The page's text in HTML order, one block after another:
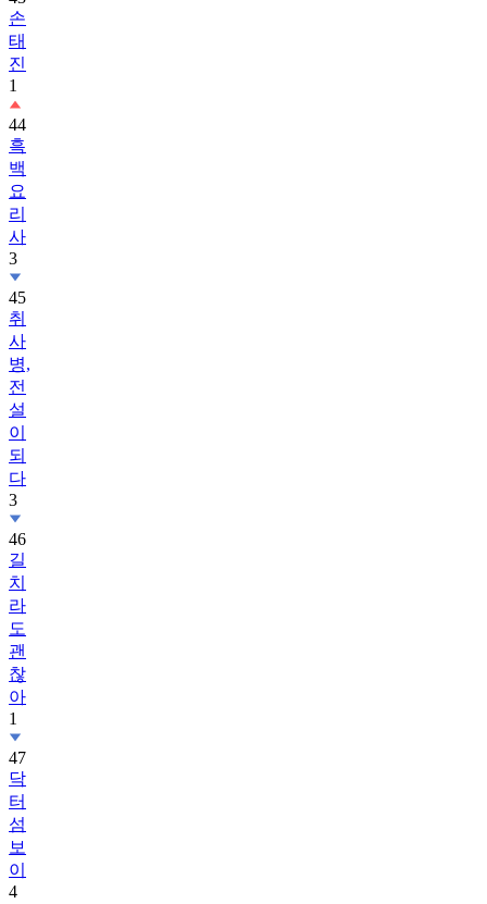
손
태
진
1
44
흑
백
요
리
사
3
45
취
사
병,
전
설
이
되
다
3
46
길
치
라
도
괜
찮
아
1
47
닥
터
섬
보
이
4